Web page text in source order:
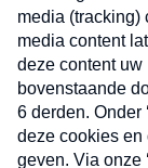
Contact
Algemene
Privacyverklaring
Kwetsbaarheid
Registreren
Ben je
E-